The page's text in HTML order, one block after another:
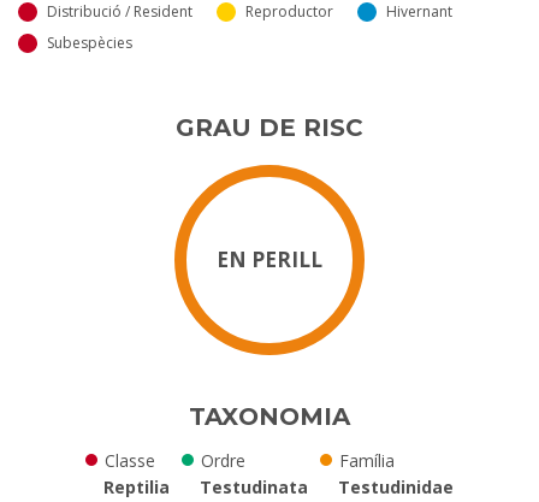
Distribució / Resident Reproductor
Hivernant
Subespècies
GRAU DE RISC
EN PERILL
TAXONOMIA
Classe
Reptilia
Ordre
Testudinata
Família
Testudinidae